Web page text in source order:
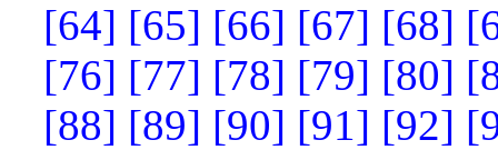
[64] [65] [66] [67] [68]
[76] [77] [78] [79] [80]
[88] [89] [90] [91] [92]